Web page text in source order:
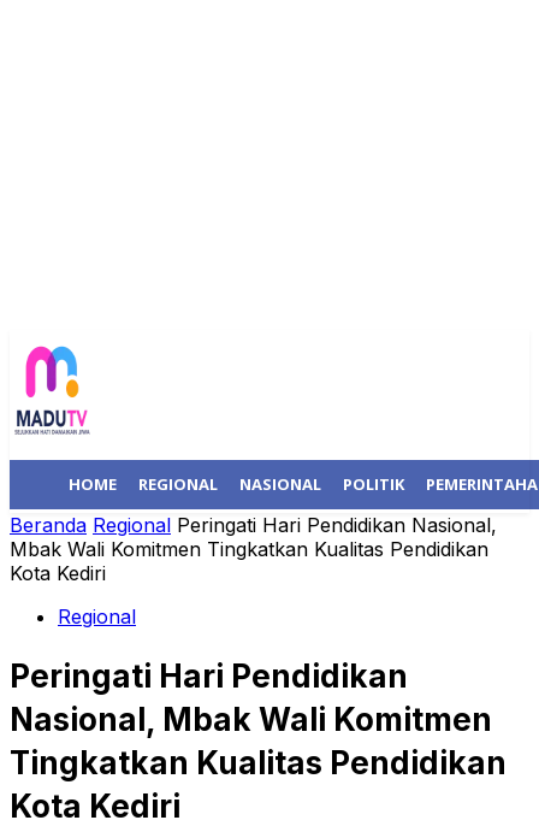
HOME REGIONAL NASIONAL POLITIK
Beranda Regional Peringati Hari Pendidikan Nasional,
Mbak Wali Komitmen Tingkatkan Kualitas Pendidikan
Kota Kediri
Regional
Peringati Hari Pendidikan
Nasional, Mbak Wali Komitmen
Tingkatkan Kualitas Pendidikan
Kota Kediri